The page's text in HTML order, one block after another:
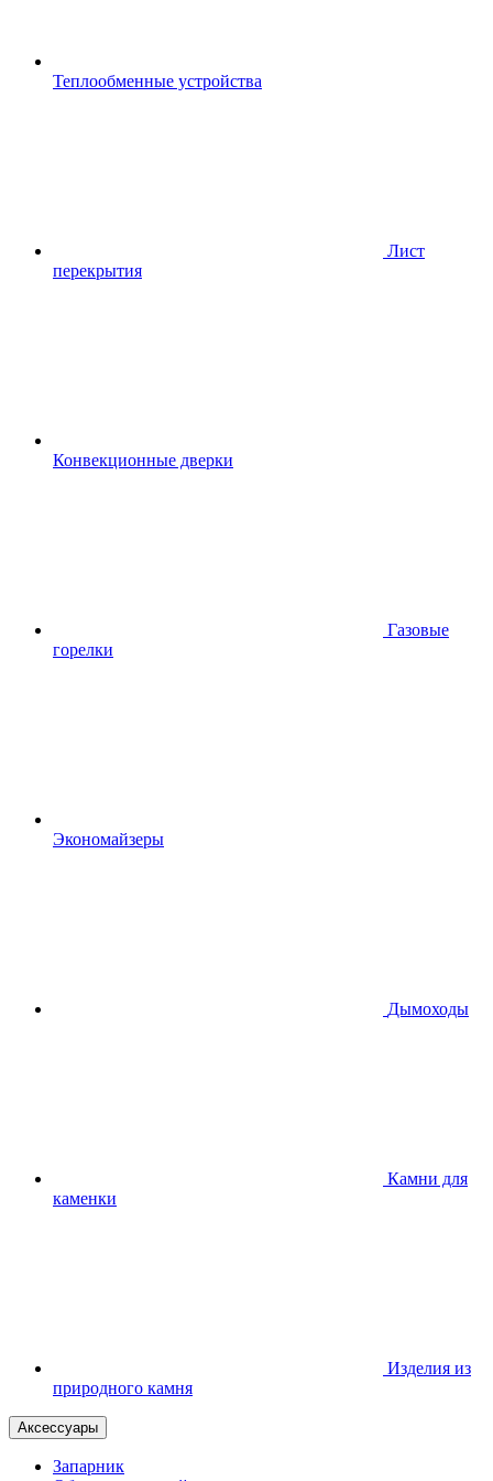
Теплообменные устройства
Лист
перекрытия
Конвекционные дверки
Газовые
горелки
Экономайзеры
Дымоходы
Камни для
каменки
Изделия из
природного камня
Аксессуары
Запарник